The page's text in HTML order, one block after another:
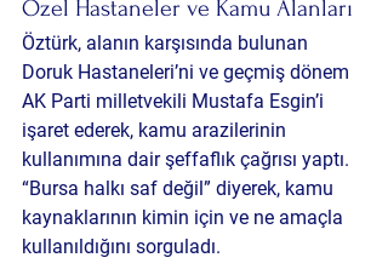
Özel Hastaneler ve Kamu Alanları
Öztürk, alanın karşısında bulunan
Doruk Hastaneleri’ni ve geçmiş dönem
AK Parti milletvekili Mustafa Esgin’i
işaret ederek, kamu arazilerinin
kullanımına dair şeffaflık çağrısı yaptı.
“Bursa halkı saf değil” diyerek, kamu
kaynaklarının kimin için ve ne amaçla
kullanıldığını sorguladı.